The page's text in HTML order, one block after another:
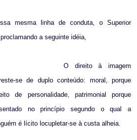
mesma linha de conduta, o Superior
a seguinte idéia,
O direito à imagem
se de duplo conteúdo: moral, porque
de personalidade, patrimonial porque
no princípio segundo o qual a
é lícito locupletar-se à custa alheia.